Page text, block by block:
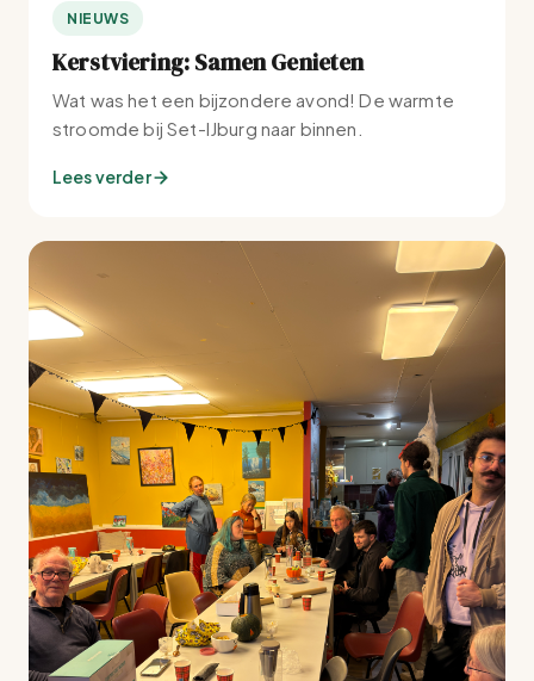
NIEUWS
Kerstviering: Samen Genieten
Wat was het een bijzondere avond! De warmte
stroomde bij Set-IJburg naar binnen.
Lees verder